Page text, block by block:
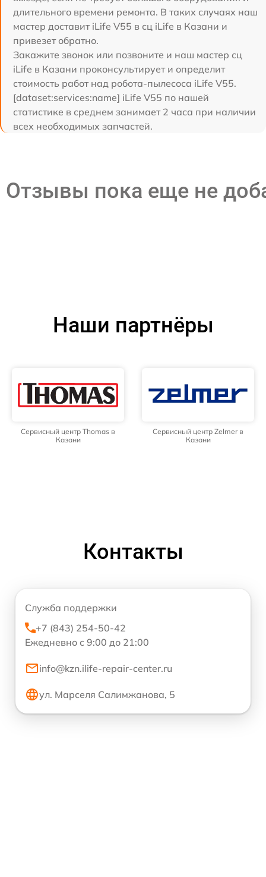
длительного времени ремонта. В таких случаях наш
мастер доставит iLife V55 в сц iLife в Казани и
привезет обратно.
Закажите звонок или позвоните и наш мастер сц
iLife в Казани проконсультирует и определит
стоимость работ над робота-пылесоса iLife V55.
[dataset:services:name] iLife V55 по нашей
статистике в среднем занимает 2 часа при наличии
всех необходимых запчастей.
Отзывы пока еще не
Наши партнёры
Сервисный центр Thomas в
Казани
Сервисный центр Zelmer в
Казани
Контакты
Служба поддержки
+7 (843) 254-50-42
Ежедневно с 9:00 до 21:00
info@kzn.ilife-repair-center.ru
ул. Марселя Салимжанова, 5